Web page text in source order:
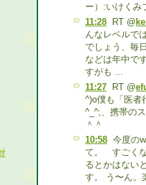
ー）:いけくみ
11:28
RT @
んなレベルで
でしょう、毎
などは年中で
すがも ...
11:27
RT @
^)o僕も「医者
^_^;、携帯の
＾＾
10:58 今度の
て。 すごく
るとかはない
す。 う〜ん。